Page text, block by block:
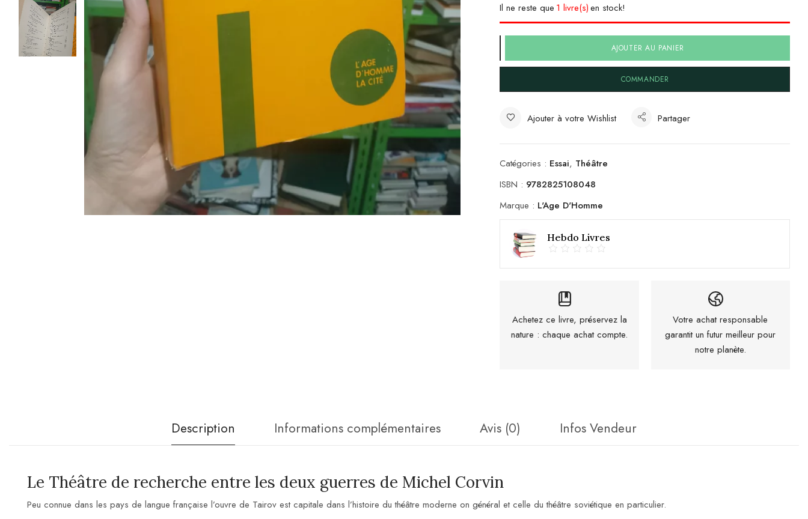
Il ne reste que 1 livre(s) en stock!
AJOUTER AU PANIER
COMMANDER
Ajouter à votre Wishlist Partager
Catégories : Essai, Théâtre
ISBN : 9782825108048
Marque : L'Age D'Homme
Hebdo Livres
Achetez ce livre, préservez la
nature : chaque achat compte.
Votre achat responsable
garantit un futur meilleur pour
notre planète.
Description Informations complémentaires Avis (0) Infos Vendeur
Le Théâtre de recherche entre les deux guerres de Michel Corvin
Peu connue dans les pays de langue française l’ouvre de Tairov est capitale dans l’histoire du théâtre moderne on général et celle du théâtre soviétique en particulier.